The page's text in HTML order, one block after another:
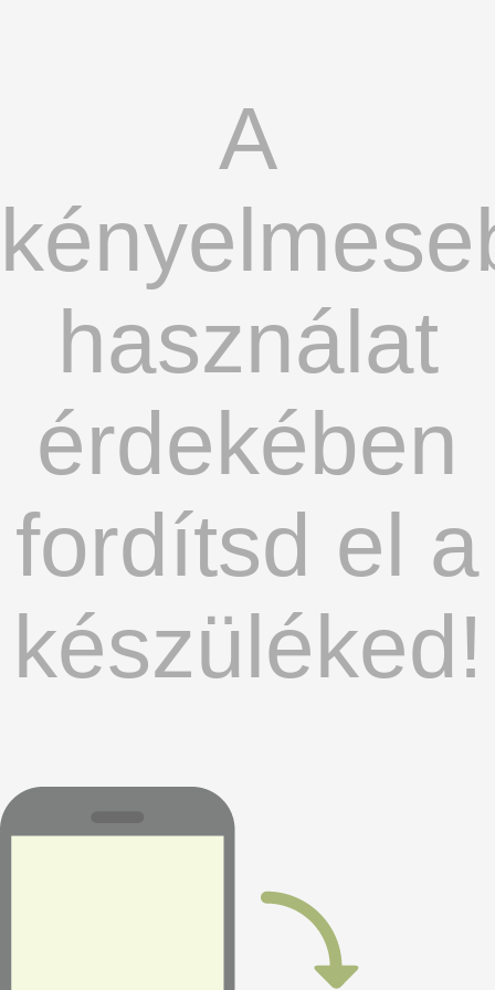
A
használat
érdekében
fordítsd el a
készüléked!